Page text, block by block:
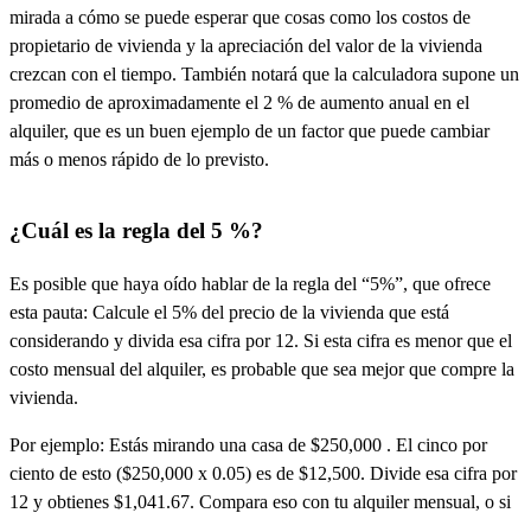
mirada a cómo se puede esperar que cosas como los costos de
propietario de vivienda y la apreciación del valor de la vivienda
crezcan con el tiempo. También notará que la calculadora supone un
promedio de aproximadamente el 2 % de aumento anual en el
alquiler, que es un buen ejemplo de un factor que puede cambiar
más o menos rápido de lo previsto.
¿Cuál es la regla del 5 %?
Es posible que haya oído hablar de la regla del “5%”, que ofrece
esta pauta: Calcule el 5% del precio de la vivienda que está
considerando y divida esa cifra por 12. Si esta cifra es menor que el
costo mensual del alquiler, es probable que sea mejor que compre la
vivienda.
Por ejemplo: Estás mirando una casa de $250,000 . El cinco por
ciento de esto ($250,000 x 0.05) es de $12,500. Divide esa cifra por
12 y obtienes $1,041.67. Compara eso con tu alquiler mensual, o si